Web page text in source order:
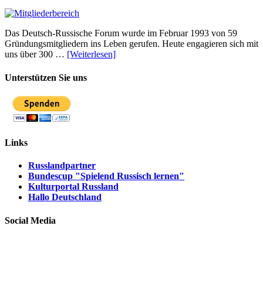
Das Deutsch-Russische Forum wurde im Februar 1993 von 59
Gründungsmitgliedern ins Leben gerufen. Heute engagieren sich mit
uns über 300 … [Weiterlesen]
Unterstützen Sie uns
Links
Russlandpartner
Bundescup "Spielend Russisch lernen"
Kulturportal Russland
Hallo Deutschland
Social Media